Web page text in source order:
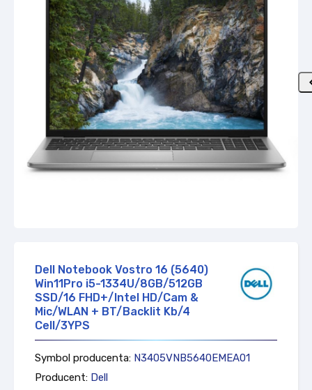
Dell Notebook Vostro 16 (5640)
Win11Pro i5-1334U/8GB/512GB
SSD/16 FHD+/Intel HD/Cam &
Mic/WLAN + BT/Backlit Kb/4
Cell/3YPS
Symbol producenta: N3405VNB5640EMEA01
Producent: Dell